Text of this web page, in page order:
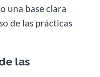
una base clara
de las prácticas
las